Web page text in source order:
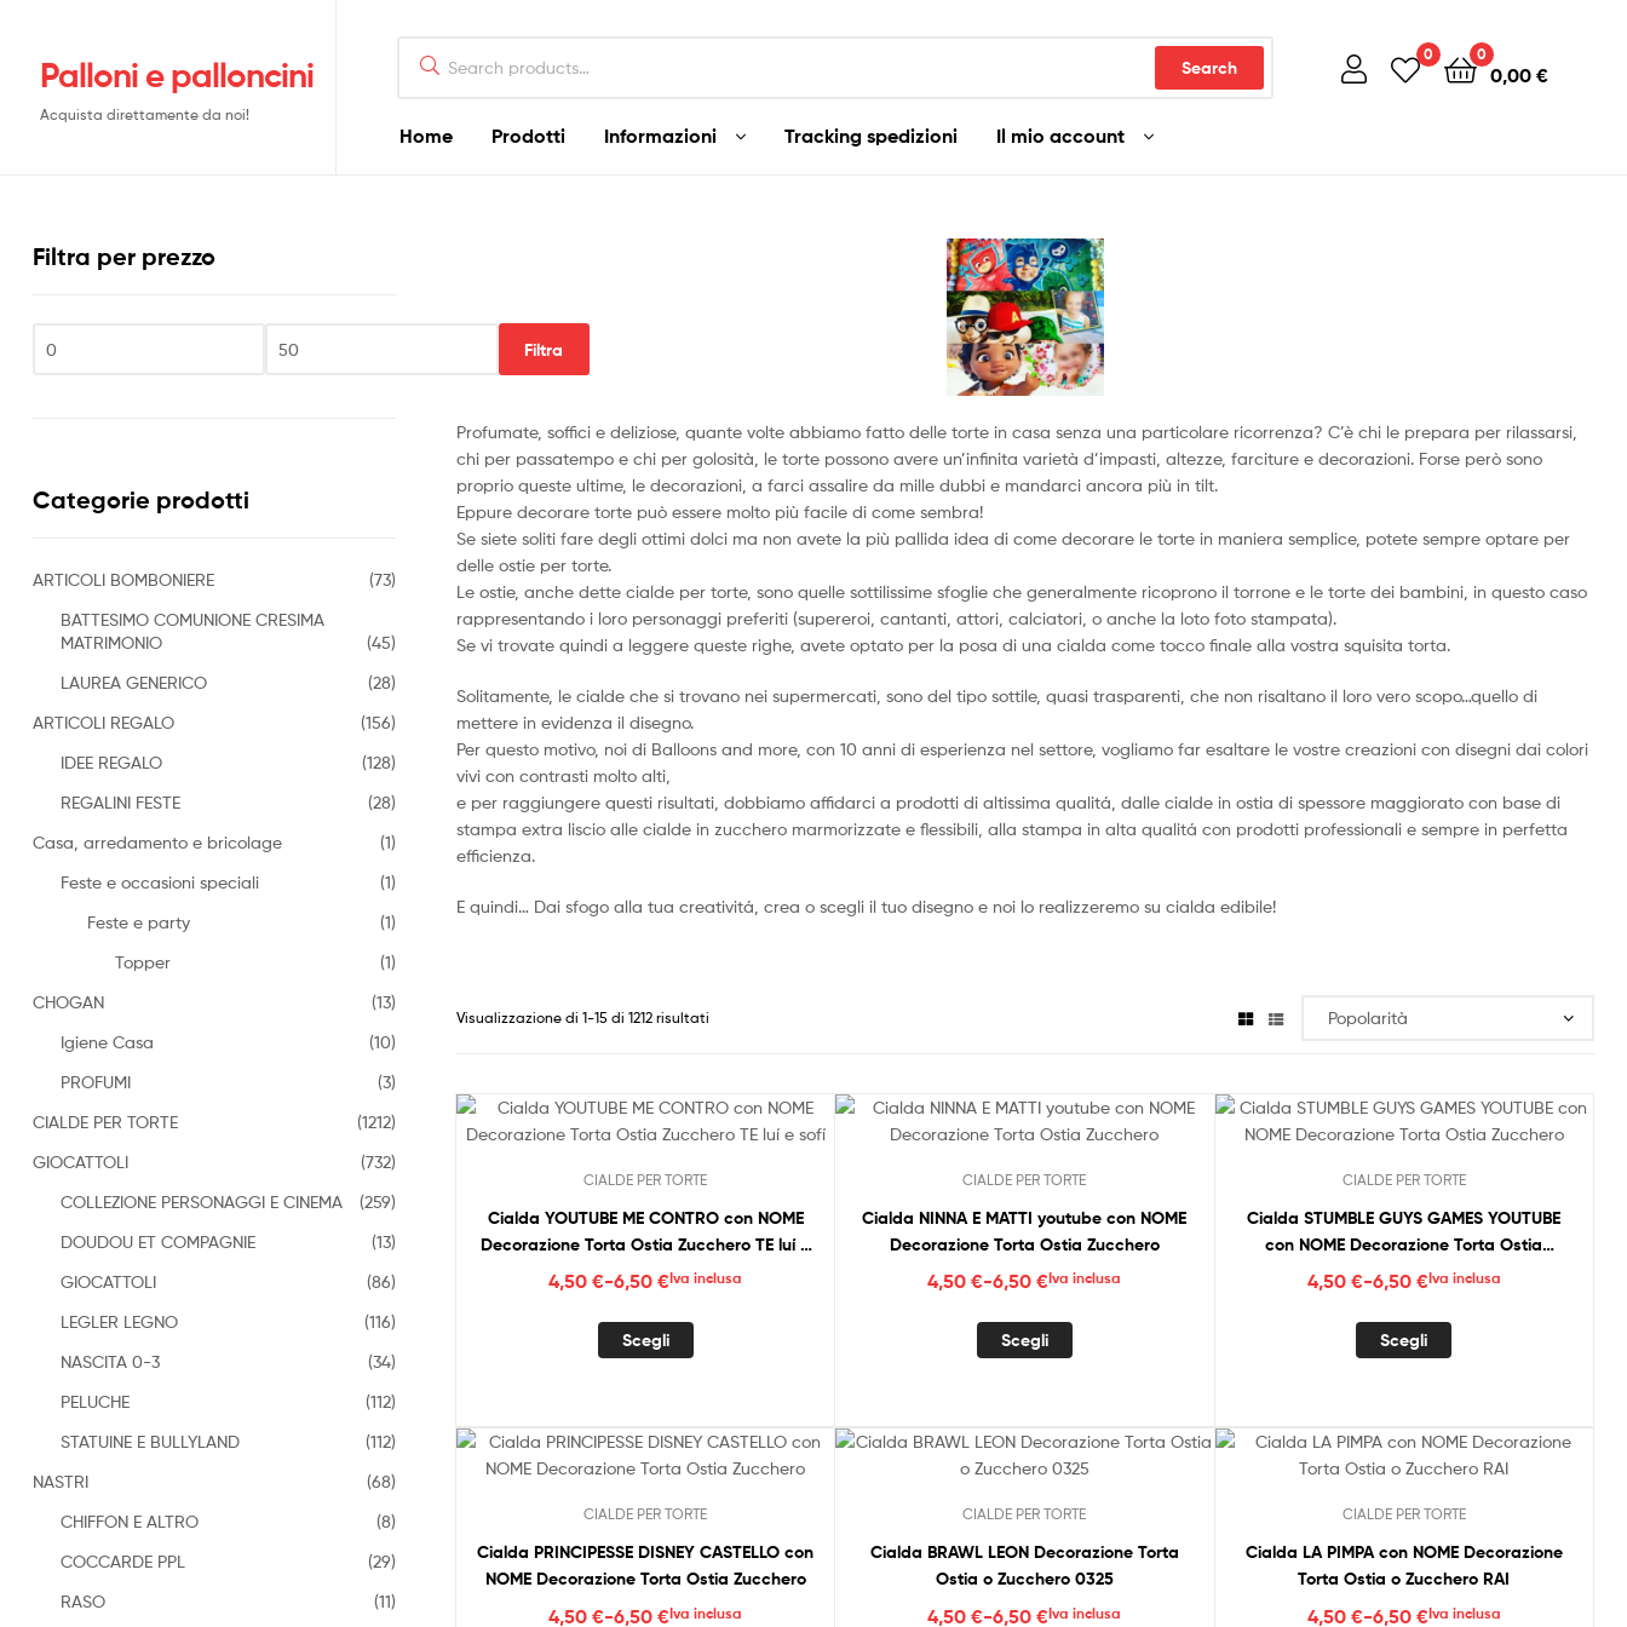
Palloni e palloncini
Acquista direttamente da noi!
for:
Search
0 0
0,00 €
Home Prodotti Informazioni Tracking spedizioni Il mio account
Profumate, soffici e deliziose, quante volte abbiamo fatto delle torte in casa senza una particolare ricorrenza? C’è chi le prepara per rilassarsi,
chi per passatempo e chi per golosità, le torte possono avere un’infinita varietà d’impasti, altezze, farciture e decorazioni. Forse però sono
proprio queste ultime, le decorazioni, a farci assalire da mille dubbi e mandarci ancora più in tilt.
Eppure decorare torte può essere molto più facile di come sembra!
Se siete soliti fare degli ottimi dolci ma non avete la più pallida idea di come decorare le torte in maniera semplice, potete sempre optare per
delle ostie per torte.
Le ostie, anche dette cialde per torte, sono quelle sottilissime sfoglie che generalmente ricoprono il torrone e le torte dei bambini, in questo caso
rappresentando i loro personaggi preferiti (supereroi, cantanti, attori, calciatori, o anche la loto foto stampata).
Se vi trovate quindi a leggere queste righe, avete optato per la posa di una cialda come tocco finale alla vostra squisita torta.
Solitamente, le cialde che si trovano nei supermercati, sono del tipo sottile, quasi trasparenti, che non risaltano il loro vero scopo…quello di
mettere in evidenza il disegno.
Per questo motivo, noi di Balloons and more, con 10 anni di esperienza nel settore, vogliamo far esaltare le vostre creazioni con disegni dai colori
vivi con contrasti molto alti,
e per raggiungere questi risultati, dobbiamo affidarci a prodotti di altissima qualitá, dalle cialde in ostia di spessore maggiorato con base di
stampa extra liscio alle cialde in zucchero marmorizzate e flessibili, alla stampa in alta qualitá con prodotti professionali e sempre in perfetta
efficienza.
E quindi… Dai sfogo alla tua creativitá, crea o scegli il tuo disegno e noi lo realizzeremo su cialda edibile!
Visualizzazione di 1-15 di 1212 risultati
CIALDE PER TORTE
Cialda YOUTUBE ME CONTRO con NOME
Decorazione Torta Ostia Zucchero TE luí e
sofí
4,50€-6,50€
Fascia
prezzo:
a
6,50 €
Iva inclusa
Scegli
prodotto
varianti.
Le
possono
essere
scelte
CIALDE PER TORTE
Cialda NINNA E MATTI youtube con NOME
Decorazione Torta Ostia Zucchero
4,50€-6,50€
Fascia
prezzo:
a
6,50 €
Iva inclusa
Scegli
prodotto
varianti.
Le
possono
essere
scelte
CIALDE PER TORTE
Cialda STUMBLE GUYS GAMES YOUTUBE
con NOME Decorazione Torta Ostia
Zucchero
4,50 €-6,50 €
Fascia
prezzo:
6,50 €
Iva inclusa
Scegli
prodotto
varianti.
Le
possono
essere
scelte
CIALDE PER TORTE
Cialda PRINCIPESSE DISNEY CASTELLO con
NOME Decorazione Torta Ostia Zucchero
4,50€-6,50€
Fascia
Iva inclusa
CIALDE PER TORTE
Cialda BRAWL LEON Decorazione Torta
Ostia o Zucchero 0325
4,50€-6,50€
Fascia
Iva inclusa
CIALDE PER TORTE
Cialda LA PIMPA con NOME Decorazione
Torta Ostia o Zucchero RAI
4,50 €-6,50 €
Fascia
Iva inclusa
Filtra per prezzo
Filtra
Categorie prodotti
ARTICOLI BOMBONIERE
(73)
BATTESIMO COMUNIONE CRESIMA
MATRIMONIO
(45)
LAUREA GENERICO
(28)
ARTICOLI REGALO
(156)
IDEE REGALO
(128)
REGALINI FESTE
(28)
Casa, arredamento e bricolage
(1)
Feste e occasioni speciali
(1)
Feste e party
(1)
Topper
(1)
CHOGAN
(13)
Igiene Casa
(10)
PROFUMI
(3)
CIALDE PER TORTE
(1212)
GIOCATTOLI
(732)
COLLEZIONE PERSONAGGI E CINEMA
(259)
DOUDOU ET COMPAGNIE
(13)
GIOCATTOLI
(86)
LEGLER LEGNO
(116)
NASCITA 0-3
(34)
PELUCHE
(112)
STATUINE E BULLYLAND
(112)
NASTRI
(68)
CHIFFON E ALTRO
(8)
COCCARDE PPL
(29)
RASO
(11)